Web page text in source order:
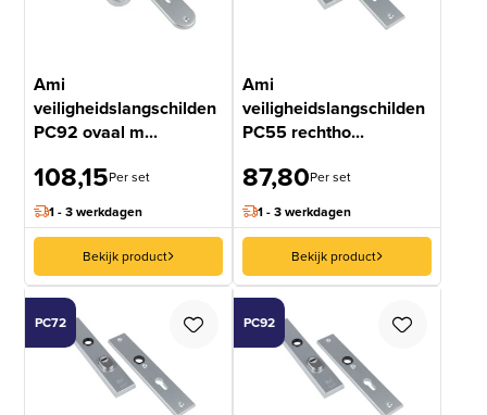
Ami
veiligheidslangschilden
PC92 ovaal m...
108,15Per set
1 - 3 werkdagen
Bekijk product
Ami
veiligheidslangschilden
PC55 rechtho...
87,80Per set
1 - 3 werkdagen
Bekijk product
PC72 PC92